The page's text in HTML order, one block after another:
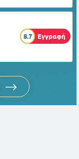
8.7 Εγγραφή